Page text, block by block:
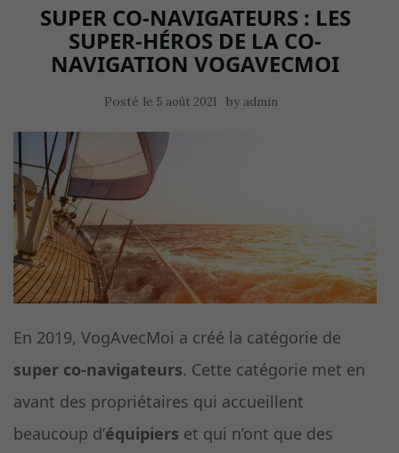
SUPER CO-NAVIGATEURS : LES
SUPER-HÉROS DE LA CO-
NAVIGATION VOGAVECMOI
Posté le 5 août 2021 by admin
En 2019, VogAvecMoi a créé la catégorie de
super co-navigateurs. Cette catégorie met en
avant des propriétaires qui accueillent
beaucoup d’équipiers et qui n’ont que des